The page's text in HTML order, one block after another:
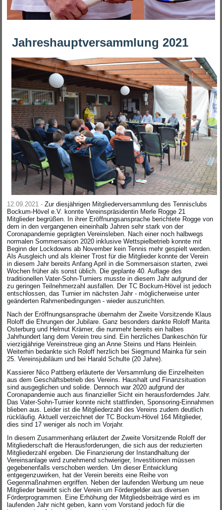
Jahreshauptversammlung 2021
12.09.2021 - Zur diesjährigen Mitgliederversammlung des Tennisclubs
Bockum-Hövel e.V. konnte Vereinspräsidentin Merle Rogge 21
Mitglieder begrüßen. In ihrer Eröffnungsansprache berichtete Rogge von
dem in den vergangenen eineinhalb Jahren sehr stark von der
Coronapandemie geprägten Vereinsleben. Nach einer noch halbwegs
normalen Sommersaison 2020 inklusive Wettspielbetrieb konnte mit
Beginn der Lockdowns ab November kein Tennis mehr gespielt werden.
Als Ausgleich und als kleiner Trost für die Mitglieder konnte der Verein
in diesem Jahr bereits Anfang April in die Sommersaison starten, zwei
Wochen früher als sonst üblich. Die geplante 40. Auflage des
traditionellen Vater-Sohn-Turniers musste in diesem Jahr aufgrund der
zu geringen Teilnehmerzahl ausfallen. Der TC Bockum-Hövel ist jedoch
entschlossen, das Turnier im nächsten Jahr - möglicherweise unter
geänderten Rahmenbedingungen - wieder auszurichten.
Nach der Eröffnungsansprache übernahm der Zweite Vorsitzende Klaus
Roloff die Ehrungen der Jubilare. Ganz besonders dankte Roloff Marita
Osterburg und Helmut Krämer, die nunmehr bereits ein halbes
Jahrhundert lang dem Verein treu sind. Ein herzliches Dankeschön für
vierzigjährige Vereinstreue ging an Anne Steins und Hans Heinlein.
Weiterhin bedankte sich Roloff herzlich bei Siegmund Mainka für sein
25. Vereinsjubiläum und bei Harald Schulte (20 Jahre).
Kassierer Nico Pattberg erläuterte der Versammlung die Einzelheiten
aus dem Geschäftsbetrieb des Vereins. Haushalt und Finanzsituation
sind ausgeglichen und solide. Dennoch war 2020 aufgrund der
Coronapandemie auch aus finanzieller Sicht ein herausforderndes Jahr.
Das Vater-Sohn-Turnier konnte nicht stattfinden, Sponsoring-Einnahmen
blieben aus. Leider ist die Mitgliederzahl des Vereins zudem deutlich
rückläufig. Aktuell verzeichnet der TC Bockum-Hövel 164 Mitglieder,
dies sind 17 weniger als noch im Vorjahr.
In diesem Zusammenhang erläutert der Zweite Vorsitzende Roloff der
Mitgliederschaft die Herausforderungen, die sich aus der reduzierten
Mitgliederzahl ergeben. Die Finanzierung der Instandhaltung der
Vereinsanlage wird zunehmend schwieriger, Investitionen müssen
gegebenenfalls verschoben werden. Um dieser Entwicklung
entgegenzuwirken, hat der Verein bereits eine Reihe von
Gegenmaßnahmen ergriffen. Neben der laufenden Werbung um neue
Mitglieder bewirbt sich der Verein um Fördergelder aus diversen
Förderprogrammen. Eine Erhöhung der Mitgliedsbeiträge wird es im
laufenden Jahr nicht geben, kann vom Vorstand jedoch für die